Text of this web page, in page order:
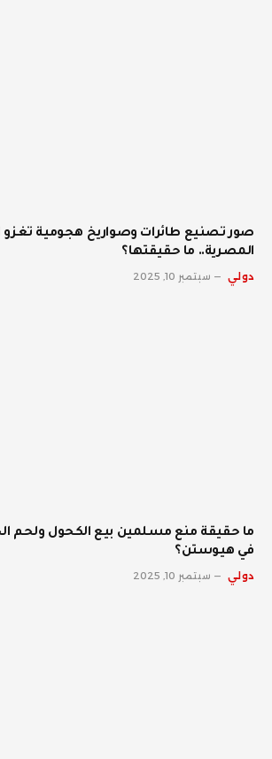
صور تصنيع طائرات وصواريخ هجومية تغزو
المصرية.. ما حقيقتها؟
دولي سبتمبر 10, 2025
ما حقيقة منع مسلمين بيع الكحول ولحم
في هيوستن؟
دولي سبتمبر 10, 2025